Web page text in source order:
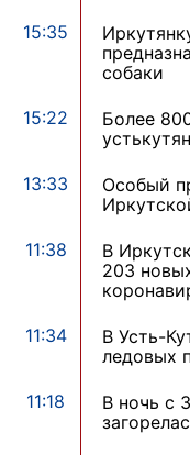
15:35
собаки
15:22
Более
13:33
Особый
11:38
В
203
11:34
В Усть-
ледовых
11:18
В ночь с